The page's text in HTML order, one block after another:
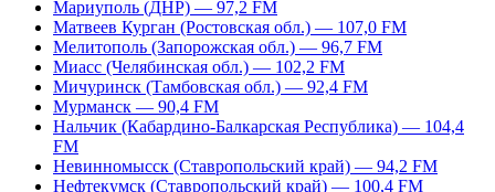
Мариуполь (ДНР) — 97,2 FM
Матвеев Курган (Ростовская обл.) — 107,0 FM
Мелитополь (Запорожская обл.) — 96,7 FM
Миасс (Челябинская обл.) — 102,2 FM
Мичуринск (Тамбовская обл.) — 92,4 FM
Мурманск — 90,4 FM
Нальчик (Кабардино-Балкарская Республика) — 104,4
FM
Невинномысск (Ставропольский край) — 94,2 FM
Нефтекумск (Ставропольский край) — 100,4 FM